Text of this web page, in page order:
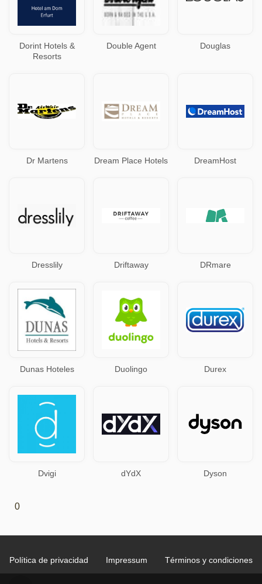
Dorint Hotels &
Resorts
Double Agent Douglas
Dr Martens Dream Place Hotels DreamHost
Dresslily Driftaway DRmare
Dunas Hoteles Duolingo Durex
Dvigi dYdX Dyson
0
Política de privacidad Impressum Términos y condiciones